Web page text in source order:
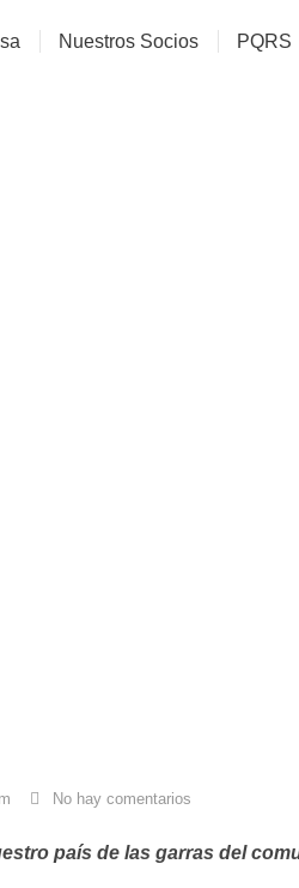
Nuestros Socios PQRS
No hay comentarios
país de las garras del